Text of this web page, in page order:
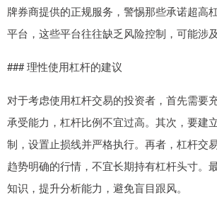
牌券商提供的正规服务，警惕那些承诺超高
平台，这些平台往往缺乏风险控制，可能涉及
### 理性使用杠杆的建议
对于考虑使用杠杆交易的投资者，首先需要
承受能力，杠杆比例不宜过高。其次，要建
制，设置止损线并严格执行。再者，杠杆交
趋势明确的行情，不宜长期持有杠杆头寸。
知识，提升分析能力，避免盲目跟风。